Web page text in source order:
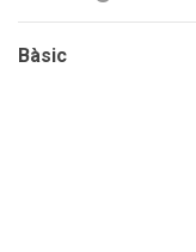
Bàsic